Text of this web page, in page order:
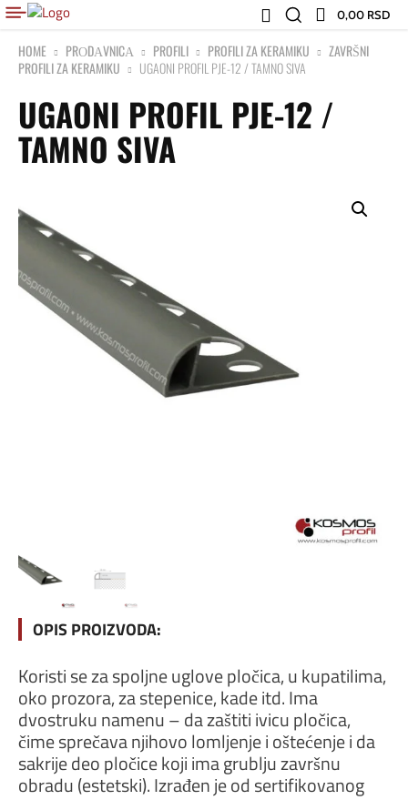
0,00 RSD
HOME PRОDАVNICА PROFILI PROFILI ZA KERAMIKU
ZAVRŠNI
PROFILI ZA KERAMIKU
UGAONI PROFIL PJE-12 / TAMNO SIVA
UGAONI PROFIL PJE-12 /
TAMNO SIVA
OPIS PROIZVODA:
Koristi se za spoljne uglove pločica, u kupatilima,
oko prozora, za stepenice, kade itd. Ima
dvostruku namenu – da zaštiti ivicu pločica,
čime sprečava njihovo lomljenje i oštećenje i da
sakrije deo pločice koji ima grublju završnu
obradu (estetski). Izrađen je od sertifikovanog